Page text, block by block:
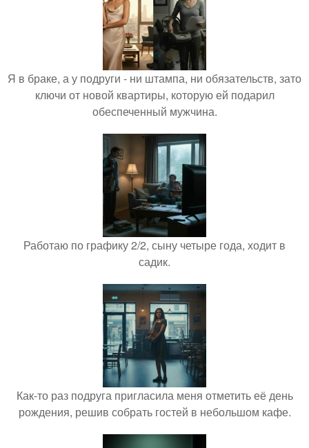
Я в браке, а у подруги - ни штампа, ни обязательств, зато
ключи от новой квартиры, которую ей подарил
обеспеченный мужчина.
Работаю по графику 2/2, сыну четыре года, ходит в
садик.
Как-то раз подруга пригласила меня отметить её день
рождения, решив собрать гостей в небольшом кафе.